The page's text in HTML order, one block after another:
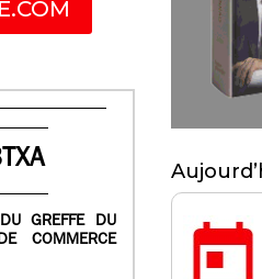
GREFFE DU
COMMERCE